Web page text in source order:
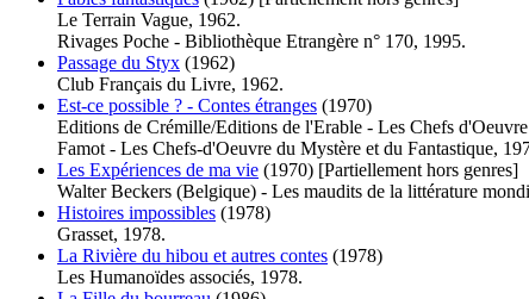
Le Terrain Vague, 1962.
Rivages Poche - Bibliothèque Etrangère n° 170, 1995.
Passage du Styx (1962)
Club Français du Livre, 1962.
Est-ce possible ? - Contes étranges (1970)
Editions de Crémille/Editions de l'Erable - Les Chefs
Famot - Les Chefs-d'Oeuvre du Mystère et du Fantastique,
Les Expériences de ma vie (1970) [Partiellement hors genres]
Walter Beckers (Belgique) - Les maudits de la littérature
Histoires impossibles (1978)
Grasset, 1978.
La Rivière du hibou et autres contes (1978)
Les Humanoïdes associés, 1978.